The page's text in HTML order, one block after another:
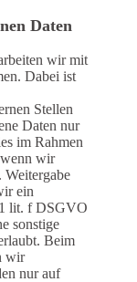
Daten
wir mit
Dabei ist
Stellen
Daten nur
im Rahmen
wir
ein
1 lit. f DSGVO
sonstige
Beim
wir
nur auf